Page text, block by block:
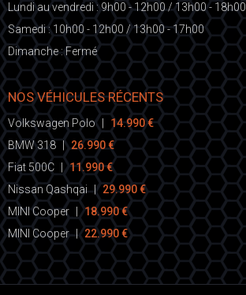
Lundi au vendredi : 9h00 - 12h00 / 13h00 - 18h00
Samedi : 10h00 - 12h00 / 13h00 - 17h00
Dimanche : Fermé
NOS VÉHICULES RÉCENTS
Volkswagen Polo
14.990 €
BMW 318
| 26.990 €
Fiat 500C
11.990 €
Nissan Qashqai | 29.990 €
MINI Cooper
18.990 €
MINI Cooper | 22.990 €